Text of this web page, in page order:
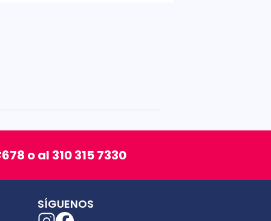
o al 310 315 7330
SÍGUENOS